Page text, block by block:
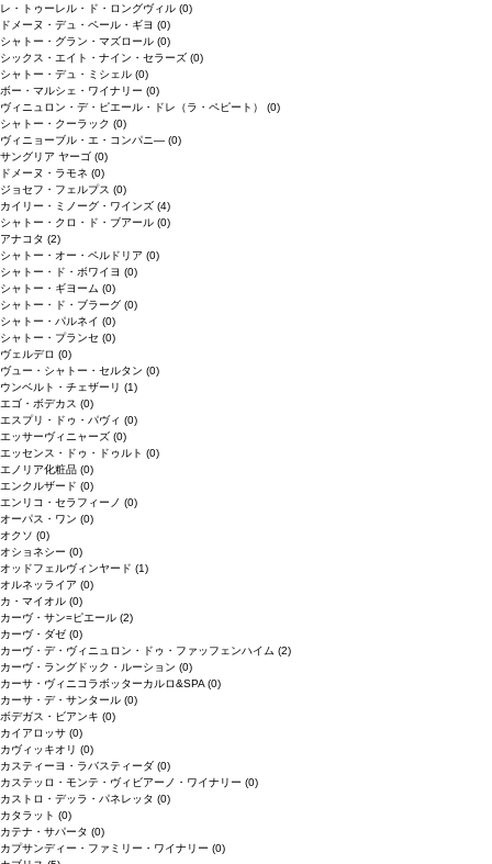
レ・トゥーレル・ド・ロングヴィル (0)
ドメーヌ・デュ・ペール・ギヨ (0)
シャトー・グラン・マズロール (0)
シックス・エイト・ナイン・セラーズ (0)
シャトー・デュ・ミシェル (0)
ボー・マルシェ・ワイナリー (0)
ヴィニュロン・デ・ピエール・ドレ（ラ・ペピート） (0)
シャトー・クーラック (0)
ヴィニョーブル・エ・コンパニ― (0)
サングリア ヤーゴ (0)
ドメーヌ・ラモネ (0)
ジョセフ・フェルプス (0)
カイリー・ミノーグ・ワインズ (4)
シャトー・クロ・ド・ブアール (0)
アナコタ (2)
シャトー・オー・ペルドリア (0)
シャトー・ド・ボワイヨ (0)
シャトー・ギヨーム (0)
シャトー・ド・ブラーグ (0)
シャトー・パルネイ (0)
シャトー・プランセ (0)
ヴェルデロ (0)
ヴュー・シャトー・セルタン (0)
ウンベルト・チェザーリ (1)
エゴ・ボデカス (0)
エスプリ・ドゥ・パヴィ (0)
エッサーヴィニャーズ (0)
エッセンス・ドゥ・ドゥルト (0)
エノリア化粧品 (0)
エンクルザード (0)
エンリコ・セラフィーノ (0)
オーパス・ワン (0)
オクソ (0)
オショネシー (0)
オッドフェルヴィンヤード (1)
オルネッライア (0)
カ・マイオル (0)
カーヴ・サン=ピエール (2)
カーヴ・ダゼ (0)
カーヴ・デ・ヴィニュロン・ドゥ・ファッフェンハイム (2)
カーヴ・ラングドック・ルーション (0)
カーサ・ヴィニコラボッターカルロ&SPA (0)
カーサ・デ・サンタール (0)
ボデガス・ビアンキ (0)
カイアロッサ (0)
カヴィッキオリ (0)
カスティーヨ・ラバスティーダ (0)
カステッロ・モンテ・ヴィビアーノ・ワイナリー (0)
カストロ・デッラ・パネレッタ (0)
カタラット (0)
カテナ・サパータ (0)
カプサンディー・ファミリー・ワイナリー (0)